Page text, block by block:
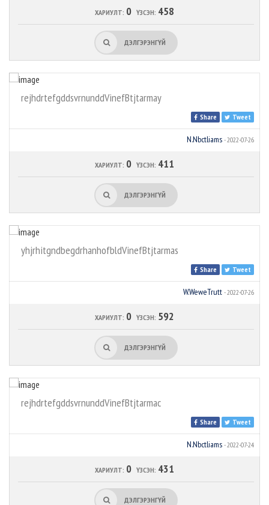
ХАРИУЛТ: 0 ҮЗСЭН: 458
ДЭЛГЭРЭНГҮЙ
rejhdrtefgddsvrnunddVinefBtjtarmay
Share Tweet
N.Nbctliams - 2022-07-26
ХАРИУЛТ: 0 ҮЗСЭН: 411
ДЭЛГЭРЭНГҮЙ
yhjrhitgndbegdrhanhofbldVinefBtjtarmas
Share Tweet
W.WeweTrutt - 2022-07-26
ХАРИУЛТ: 0 ҮЗСЭН: 592
ДЭЛГЭРЭНГҮЙ
rejhdrtefgddsvrnunddVinefBtjtarmac
Share Tweet
N.Nbctliams - 2022-07-24
ХАРИУЛТ: 0 ҮЗСЭН: 431
ДЭЛГЭРЭНГҮЙ